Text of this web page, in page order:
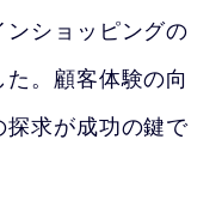
ショッピングの
。顧客体験の向
探求が成功の鍵で